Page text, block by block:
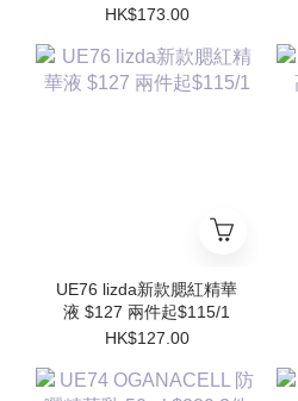
$155/1 件
HK$173.00
UE76 lizda新款腮紅精華
液 $127 兩件起$115/1
HK$127.00